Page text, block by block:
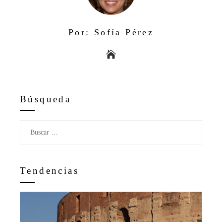
Por: Sofía Pérez
Búsqueda
Tendencias